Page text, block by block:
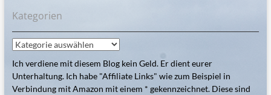
Kategorien
Kategorien
Ich verdiene mit diesem Blog kein Geld. Er dient eurer
Unterhaltung. Ich habe "Affiliate Links" wie zum Beispiel in
Verbindung mit Amazon mit einem * gekennzeichnet. Diese sind